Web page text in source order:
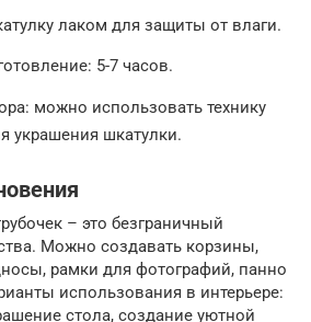
лаком для защиты от влаги.
5-7 часов.
можно использовать технику
украшения шкатулки.
– это безграничный
Можно создавать корзины,
рамки для фотографий, панно
использования в интерьере:
стола, создание уютной